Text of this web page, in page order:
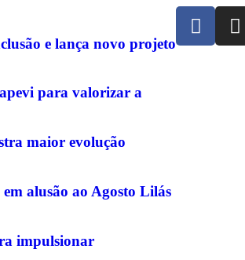
e lança novo projeto
para valorizar a
maior evolução
alusão ao Agosto Lilás
impulsionar